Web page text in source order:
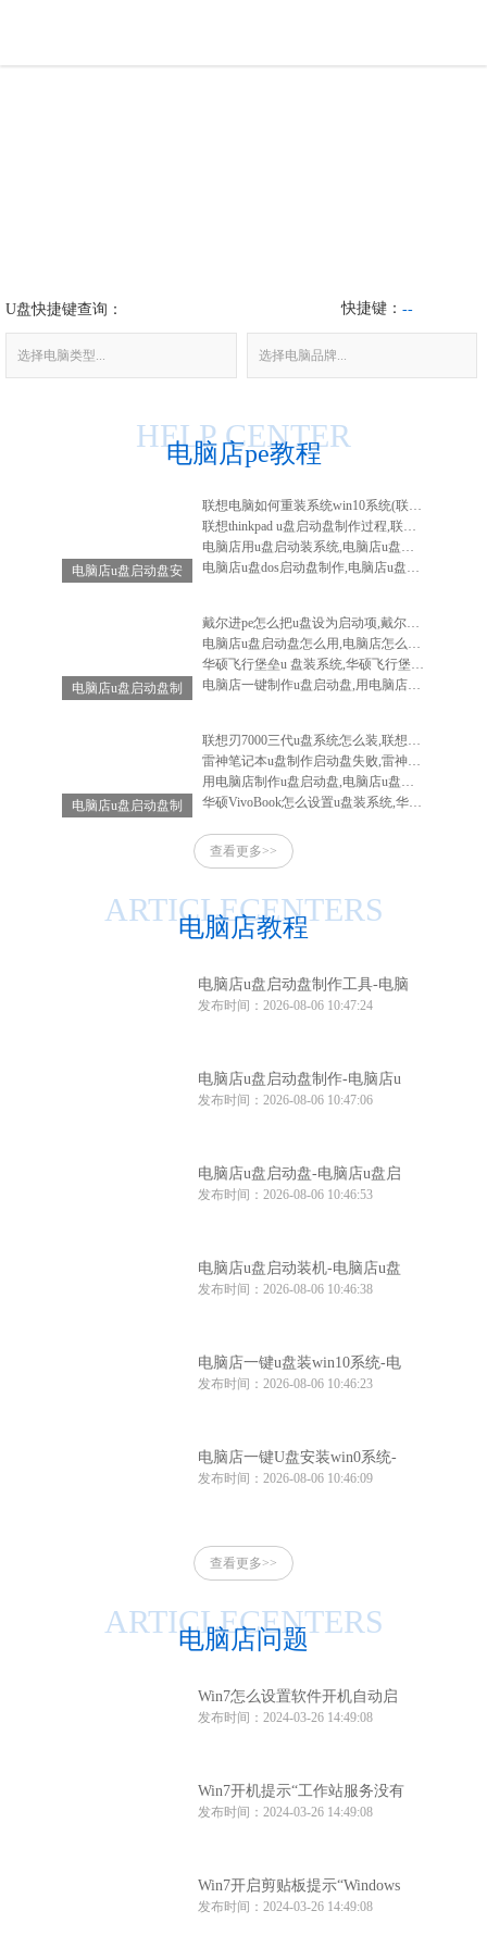
电脑问题
U盘快捷键查询：
选择电脑类型... 选择电脑品牌...
快捷键： --
电脑店pe教程
HELP CENTER
电脑店u盘启动盘安
联想电脑如何重装系统win10系统(联想电脑怎么重装系统win10系统)
联想thinkpad u盘启动盘制作过程,联想笔记本u盘启动盘制作
电脑店用u盘启动装系统,电脑店u盘启动盘安装系统
电脑店u盘dos启动盘制作,电脑店u盘启动盘制作软件
电脑店u盘启动盘制
戴尔进pe怎么把u盘设为启动项,戴尔电脑进入bios设置u盘启动
电脑店u盘启动盘怎么用,电脑店怎么做启动u盘
华硕飞行堡垒u 盘装系统,华硕飞行堡垒装系统教程
电脑店一键制作u盘启动盘,用电脑店制作u盘启动盘
电脑店u盘启动盘制
联想刃7000三代u盘系统怎么装,联想刃7000怎么重装系统
雷神笔记本u盘制作启动盘失败,雷神笔记本u盘启动不了
用电脑店制作u盘启动盘,电脑店u盘启动盘制作工具教程
华硕VivoBook怎么设置u盘装系统,华硕vivobook如何重装系统
查看更多>>
电脑店教程
ARTICLECENTERS
电脑店u盘启动盘制作工具-电脑
店u盘启动装机工具
发布时间：2026-08-06 10:47:24
电脑店u盘启动盘制作-电脑店u
盘启动工具怎么用
发布时间：2026-08-06 10:47:06
电脑店u盘启动盘-电脑店u盘启
动盘制作步骤
发布时间：2026-08-06 10:46:53
电脑店u盘启动装机-电脑店u盘
启动装机工具推荐
发布时间：2026-08-06 10:46:38
电脑店一键u盘装win10系统-电
脑店win10系统一键u盘安装
发布时间：2026-08-06 10:46:23
电脑店一键U盘安装win0系统-
电脑店一键u盘安装系统win10
发布时间：2026-08-06 10:46:09
查看更多>>
电脑店问题
ARTICLECENTERS
Win7怎么设置软件开机自动启
动？Win7软件开机自动启动设
发布时间：2024-03-26 14:49:08
Win7开机提示“工作站服务没有
启动”怎么办？
发布时间：2024-03-26 14:49:08
Win7开启剪贴板提示“Windows
找不到clipbrd.exe文件”怎么办
发布时间：2024-03-26 14:49:08